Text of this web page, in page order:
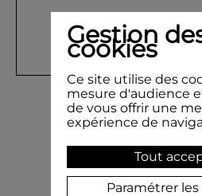
Tampon en bois
AJOUTER AU
Gestion
cookies
Ce site utilise des
mesure d'audience
de vous offrir une
expérience de
Tout
Paramétrer